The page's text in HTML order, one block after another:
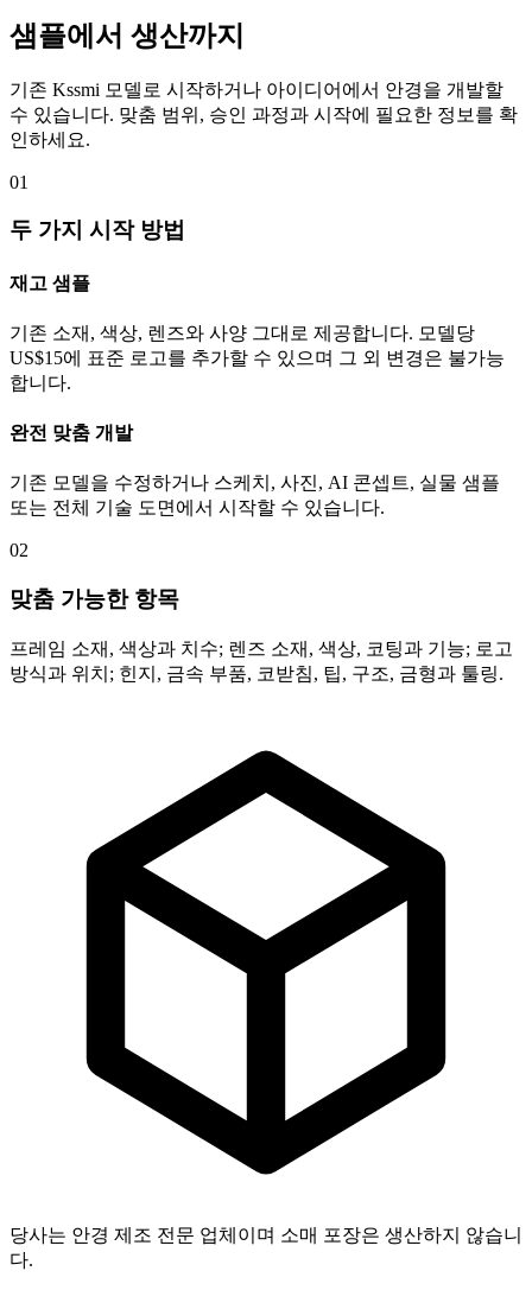
샘플에서 생산까지
기존 Kssmi 모델로 시작하거나 아이디어에서 안경을 개발할
수 있습니다. 맞춤 범위, 승인 과정과 시작에 필요한 정보를 확
인하세요.
01
두 가지 시작 방법
재고 샘플
기존 소재, 색상, 렌즈와 사양 그대로 제공합니다. 모델당
US$15에 표준 로고를 추가할 수 있으며 그 외 변경은 불가능
합니다.
완전 맞춤 개발
기존 모델을 수정하거나 스케치, 사진, AI 콘셉트, 실물 샘플
또는 전체 기술 도면에서 시작할 수 있습니다.
02
맞춤 가능한 항목
프레임 소재, 색상과 치수; 렌즈 소재, 색상, 코팅과 기능; 로고
방식과 위치; 힌지, 금속 부품, 코받침, 팁, 구조, 금형과 툴링.
당사는 안경 제조 전문 업체이며 소매 포장은 생산하지 않습니
다.